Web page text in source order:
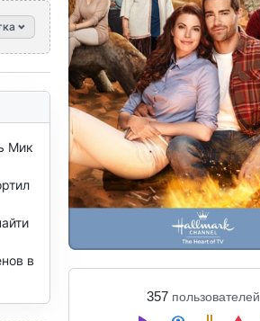
357 пользователей
Мик
в